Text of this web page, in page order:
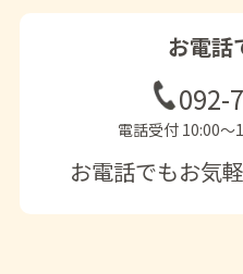
お電話
092-
電話受付 10:00〜
お電話でもお気